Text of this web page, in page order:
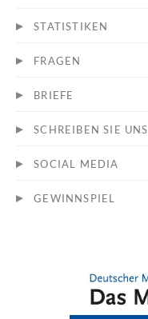
STATISTIKEN
FRAGEN
BRIEFE
SCHREIBEN SIE UNS
SOCIAL MEDIA
GEWINNSPIEL